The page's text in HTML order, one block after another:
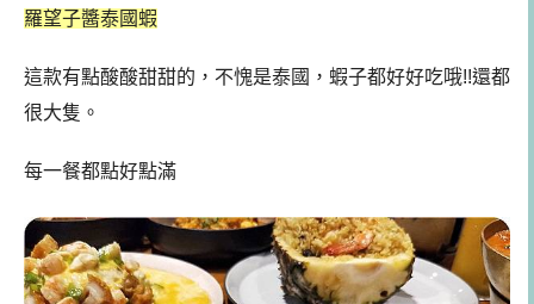
羅望子醬泰國蝦
這款有點酸酸甜甜的，不愧是泰國，蝦子都好好吃哦!!還都
很大隻。
每一餐都點好點滿